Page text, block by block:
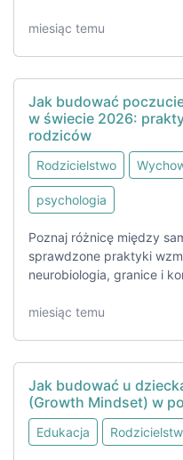
miesiąc temu
Jak budować
w świecie 2026:
rodziców
Rodzicielstwo
psychologia
Poznaj różnicę między
sprawdzone praktyki
neurobiologia, granice i
miesiąc temu
Jak budować u
(Growth Mindset) w
Edukacja